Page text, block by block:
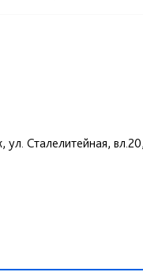
ул. Сталелитейная,